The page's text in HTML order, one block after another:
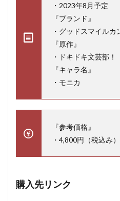
・2023年8月予定
『ブランド』
・グッドスマイルカ
『原作』
・ドキドキ文芸部！
『キャラ名』
・モニカ
『参考価格』
・4,800円（税込み）
購入先リンク